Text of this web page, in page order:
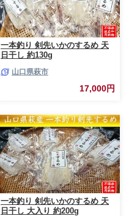
一本釣り 剣先いかのするめ 天
日干し 約130g
山口県萩市
17,000円
一本釣り 剣先いかのするめ 天
日干し 大入り 約200g